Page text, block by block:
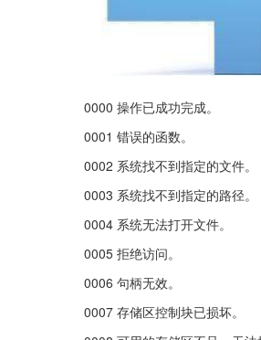
0000 操作已成功完成。
0001 错误的函数。
0002 系统找不到指定的文件。
0003 系统找不到指定的路径。
0004 系统无法打开文件。
0005 拒绝访问。
0006 句柄无效。
0007 存储区控制块已损坏。